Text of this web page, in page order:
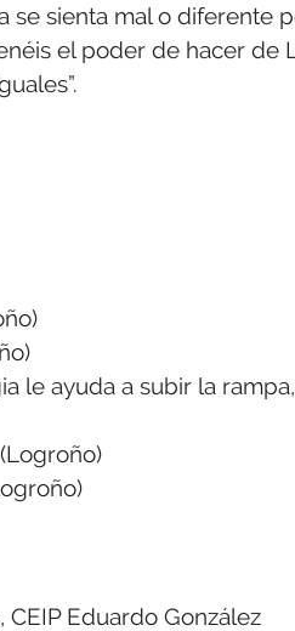
se sienta mal o diferente
el poder de hacer de
le ayuda a subir la rampa,
CEIP Eduardo González